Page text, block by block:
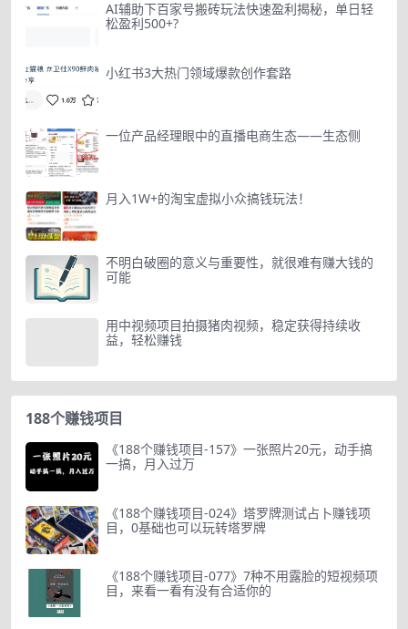
AI辅助下百家号搬砖玩法快速盈利揭秘，单日轻
松盈利500+?
小红书3大热门领域爆款创作套路
一位产品经理眼中的直播电商生态——生态侧
月入1W+的淘宝虚拟小众搞钱玩法！
不明白破圈的意义与重要性，就很难有赚大钱的
可能
用中视频项目拍摄猪肉视频，稳定获得持续收
益，轻松赚钱
188个赚钱项目
《188个赚钱项目-157》一张照片20元，动手搞
一搞，月入过万
《188个赚钱项目-024》塔罗牌测试占卜赚钱项
目，0基础也可以玩转塔罗牌
《188个赚钱项目-077》7种不用露脸的短视频项
目，来看一看有没有合适你的